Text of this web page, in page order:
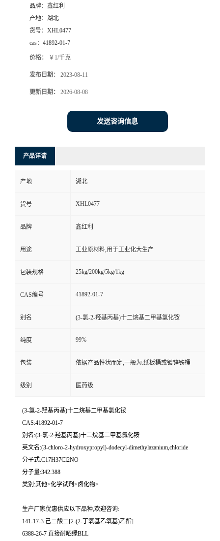
品牌： 鑫红利
产地： 湖北
货号： XHL0477
cas： 41892-01-7
价格： ￥1/千克
发布日期： 2023-08-11
更新日期： 2026-08-08
发送咨询信息
产品详请
产地 湖北
货号 XHL0477
品牌 鑫红利
用途 工业原材料,用于工业化大生产
包装规格 25kg/200kg/5kg/1kg
CAS编号 41892-01-7
别名 (3-氯-2-羟基丙基)十二烷基二甲基氯化铵
纯度 99%
包装 依据产品性状而定,一般为:纸板桶或镀锌铁桶
级别 医药级
(3-氯-2-羟基丙基)十二烷基二甲基氯化铵
CAS:41892-01-7
别名:(3-氯-2-羟基丙基)十二烷基二甲基氯化铵
英文名:(3-chloro-2-hydroxypropyl)-dodecyl-dimethylazanium,chloride
分子式:C17H37Cl2NO
分子量:342.388
类别:其他>化学试剂>卤化物>
生产厂家优惠供应以下品种,欢迎咨询:
141-17-3 己二酸二[2-(2-丁氧基乙氧基)乙酯]
6388-26-7 直接耐晒绿BLL